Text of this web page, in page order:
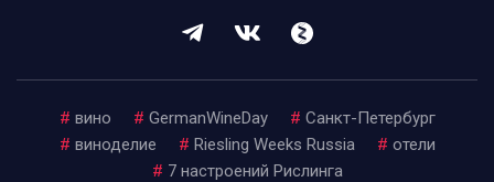
# вино # GermanWineDay # Санкт-Петербург
# виноделие # Riesling Weeks Russia # отели
# 7 настроений Рислинга